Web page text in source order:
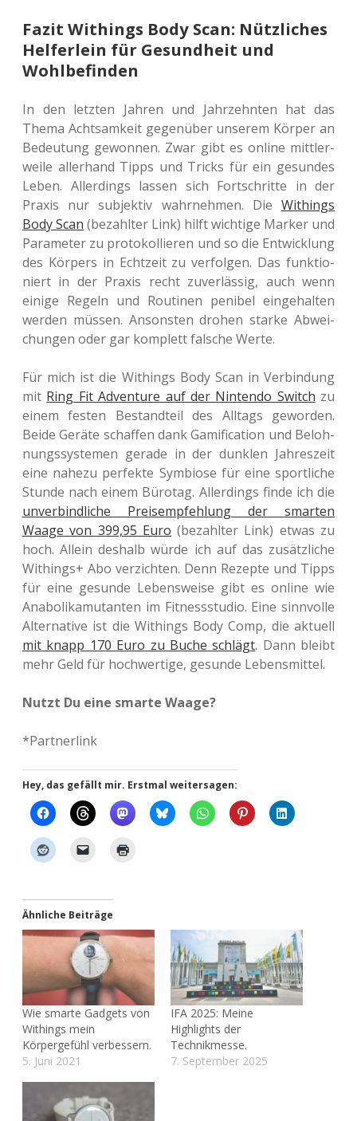
Fazit Withings Body Scan: Nützliches
Helferlein für Gesundheit und
Wohlbefinden
In den letz­ten Jahren und Jahr­zehn­ten hat das
Thema Acht­sam­keit gegen­über unse­rem Körper an
Bedeu­tung gewon­nen. Zwar gibt es online mitt­ler­
wei­le aller­hand Tipps und Tricks für ein gesun­des
Leben. Aller­dings lassen sich Fort­schrit­te in der
Praxis nur sub­jek­tiv wahr­neh­men. Die Withings
Body Scan (bezahl­ter Link) hilft wich­ti­ge Marker und
Para­me­ter zu pro­to­kol­lie­ren und so die Ent­wick­lung
des Kör­pers in Echt­zeit zu ver­fol­gen. Das funk­tio­
niert in der Praxis recht zuver­läs­sig, auch wenn
einige Regeln und Rou­ti­nen peni­bel ein­ge­hal­ten
werden müssen. Ansons­ten drohen starke Abwei­
chun­gen oder gar kom­plett fal­sche Werte.
Für mich ist die Withings Body Scan in Ver­bin­dung
mit Ring Fit Adven­ture auf der Nin­ten­do Switch zu
einem festen Bestand­teil des All­tags gewor­den.
Beide Geräte schaf­fen dank Gami­fi­ca­ti­on und Beloh­
nungs­sys­te­men gerade in der dunk­len Jah­res­zeit
eine nahezu per­fek­te Sym­bio­se für eine sport­li­che
Stunde nach einem Büro­tag. Aller­dings finde ich die
unver­bind­li­che Preis­emp­feh­lung der smar­ten
Waage von 399,95 Euro (bezahl­ter Link) etwas zu
hoch. Allein des­halb würde ich auf das zusätz­li­che
Withings+ Abo ver­zich­ten. Denn Rezep­te und Tipps
für eine gesun­de Lebens­wei­se gibt es online wie
Ana­bo­li­ka­mu­tan­ten im Fit­ness­stu­dio. Eine sinn­vol­le
Alter­na­ti­ve ist die Withings Body Comp, die aktu­ell
mit knapp 170 Euro zu Buche schlägt. Dann bleibt
mehr Geld für hoch­wer­ti­ge, gesun­de Lebensmittel.
Nutzt Du eine smarte Waage?
*Part­ner­link
Hey, das gefällt mir. Erstmal weitersagen:
Ähnliche Beiträge
Wie smarte Gadgets von
Withings mein
Körpergefühl verbessern.
5. Juni 2021
IFA 2025: Meine
Highlights der
Technikmesse.
7. September 2025